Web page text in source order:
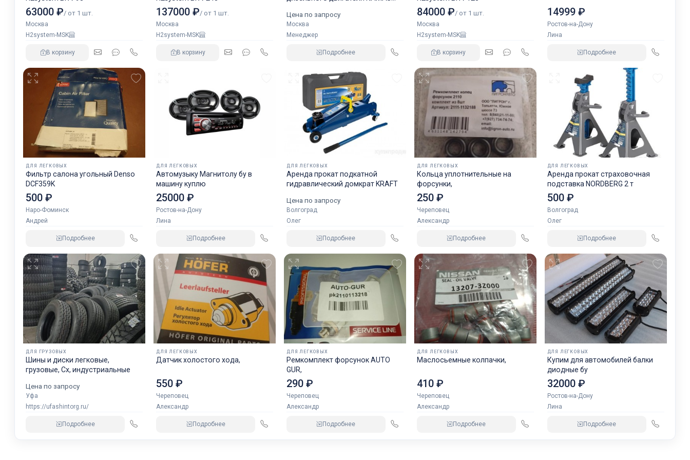
63000 ₽/ от 1 шт.
Москва
H2system-MSK
В корзину
137000 ₽/ от 1 шт.
Москва
H2system-MSK
В корзину
Цена по запросу
Москва
Менеджер
Подробнее
84000 ₽/ от 1 шт.
Москва
H2system-MSK
В корзину
14999 ₽
Ростов-на-Дону
Лина
Подробнее
ДЛЯ ЛЕГКОВЫХ
Фильтр салона угольный Denso
DCF359K
500 ₽
Наро-Фоминск
Андрей
Подробнее
ДЛЯ ЛЕГКОВЫХ
Автомузыку Магнитолу бу в
машину куплю
25000 ₽
Ростов-на-Дону
Лина
Подробнее
ДЛЯ ЛЕГКОВЫХ
Аренда прокат подкатной
гидравлический домкрат KRAFT
Цена по запросу
Волгоград
Олег
Подробнее
ДЛЯ ЛЕГКОВЫХ
Кольца уплотнительные на
форсунки,
250 ₽
Череповец
Александр
Подробнее
ДЛЯ ЛЕГКОВЫХ
Аренда прокат страховочная
подставка NORDBERG 2 т
500 ₽
Волгоград
Олег
Подробнее
ДЛЯ ГРУЗОВЫХ
Шины и диски легковые,
грузовые, Сх, индустриальные
Цена по запросу
Уфа
https://ufashintorg.ru/
Подробнее
ДЛЯ ЛЕГКОВЫХ
Датчик холостого хода,
550 ₽
Череповец
Александр
Подробнее
ДЛЯ ЛЕГКОВЫХ
Ремкомплект форсунок AUTO
GUR,
290 ₽
Череповец
Александр
Подробнее
ДЛЯ ЛЕГКОВЫХ
Маслосьемные колпачки,
410 ₽
Череповец
Александр
Подробнее
ДЛЯ ЛЕГКОВЫХ
Купим для автомобилей балки
диодные бу
32000 ₽
Ростов-на-Дону
Лина
Подробнее